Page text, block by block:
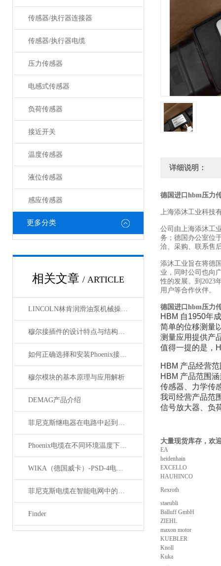
传感器/执行器连接器
传感器/执行器电缆
压力传感器
电感式传感器
负荷传感器
接近开关
温度传感器
液位传感器
感应传感器
更多分类
相关文章 / ARTICLE
LINCOLN林肯润滑油泵机械操作原理
穆尔接插件的设计特点与结构优化
如何正确选择和安装Phoenix接插件以确保其性能？
穆尔模块的基本原理与应用解析
DEMAG产品介绍
菲尼克斯继电器在电路中起到什么作用？
Phoenix电缆在不同环境温度下的性能表现如何？
WIKA（德国威卡）-PSD-4电子压力开关
菲尼克斯电缆在智能电网中的应用
Finder
详细说明：
德国进口hbm压力
上海添沐工业科技
公司由上海添沐工
务；德国办公室位
洽、采购、联系售
添沐工业旨在将德
业，同时公司也向
性的发展。到2023
用户等合作伙伴。
德国进口hbm压力
HBM 自1950年
简单的位移测量
测量应用提供产
值得一提的是，
HBM 产品经营
HBM 产品范围
传感器、力学传
我司经营产品范
信号放大器、负
大量现货库存，欢
EA
heidenhain
EXCELLO
HAUHINCO
Rexroth
staeubli
Balluff GmbH
ZIEHL
maxon motor
KUEBLER
Knoll
Kuka